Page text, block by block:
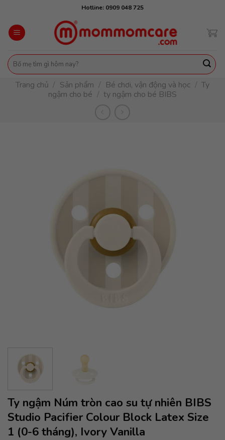
content
Hotline: 0909 048 725
Tìm
kiếm:
Trang chủ / Sản phẩm / Bé chơi, vận động và học / Ty
ngậm cho bé / ty ngậm cho bé BIBS
Ty ngậm Núm tròn cao su tự nhiên BIBS
Studio Pacifier Colour Block Latex Size
1 (0-6 tháng), Ivory Vanilla